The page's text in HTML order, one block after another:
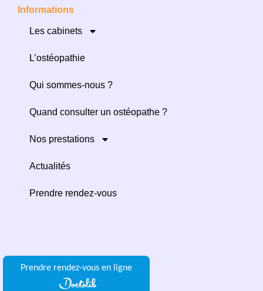
Informations
Les cabinets
L’ostéopathie
Qui sommes-nous ?
Quand consulter un ostéopathe ?
Nos prestations
Actualités
Prendre rendez-vous
Prendre rendez-vous en ligne